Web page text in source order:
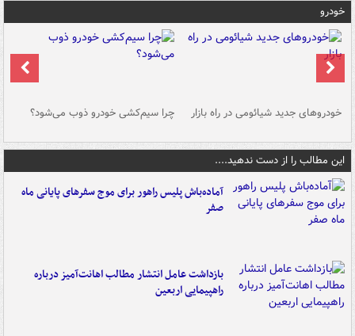
خودرو
خودروهای جدید شیائومی در راه بازار چرا سیم‌کشی خودرو ذوب می‌شود؟
این مطالب را از دست ندهید....
آماده‌باش پلیس راهور برای موج سفرهای پایانی ماه
صفر
بازداشت عامل انتشار مطالب اهانت‌آمیز درباره
راهپیمایی اربعین